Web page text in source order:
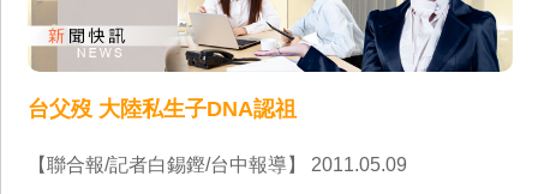
台父歿 大陸私生子DNA認祖
【聯合報/記者白錫鏗/台中報導】 2011.05.09